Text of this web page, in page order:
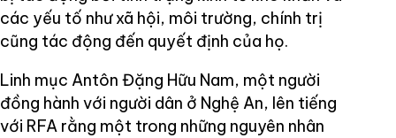
các yếu tố như xã hội, môi trường, chính trị
cũng tác động đến quyết định của họ.
Linh mục Antôn Đặng Hữu Nam, một người
đồng hành với người dân ở Nghệ An, lên tiếng
với RFA rằng một trong những nguyên nhân